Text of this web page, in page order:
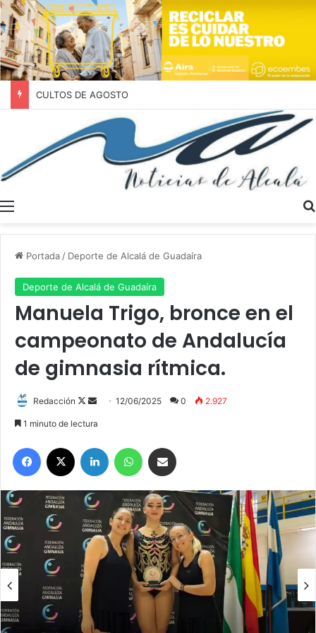
CULTOS DE AGOSTO
Portada / Deporte de Alcalá de Guadaíra
Deporte de Alcalá de Guadaíra
Manuela Trigo, bronce en el
campeonato de Andalucía
de gimnasia rítmica.
Redacción
F
l
o
o
n
X
d
a
e
m
a
l
12/06/2025 0 2.927
1 minuto de lectura